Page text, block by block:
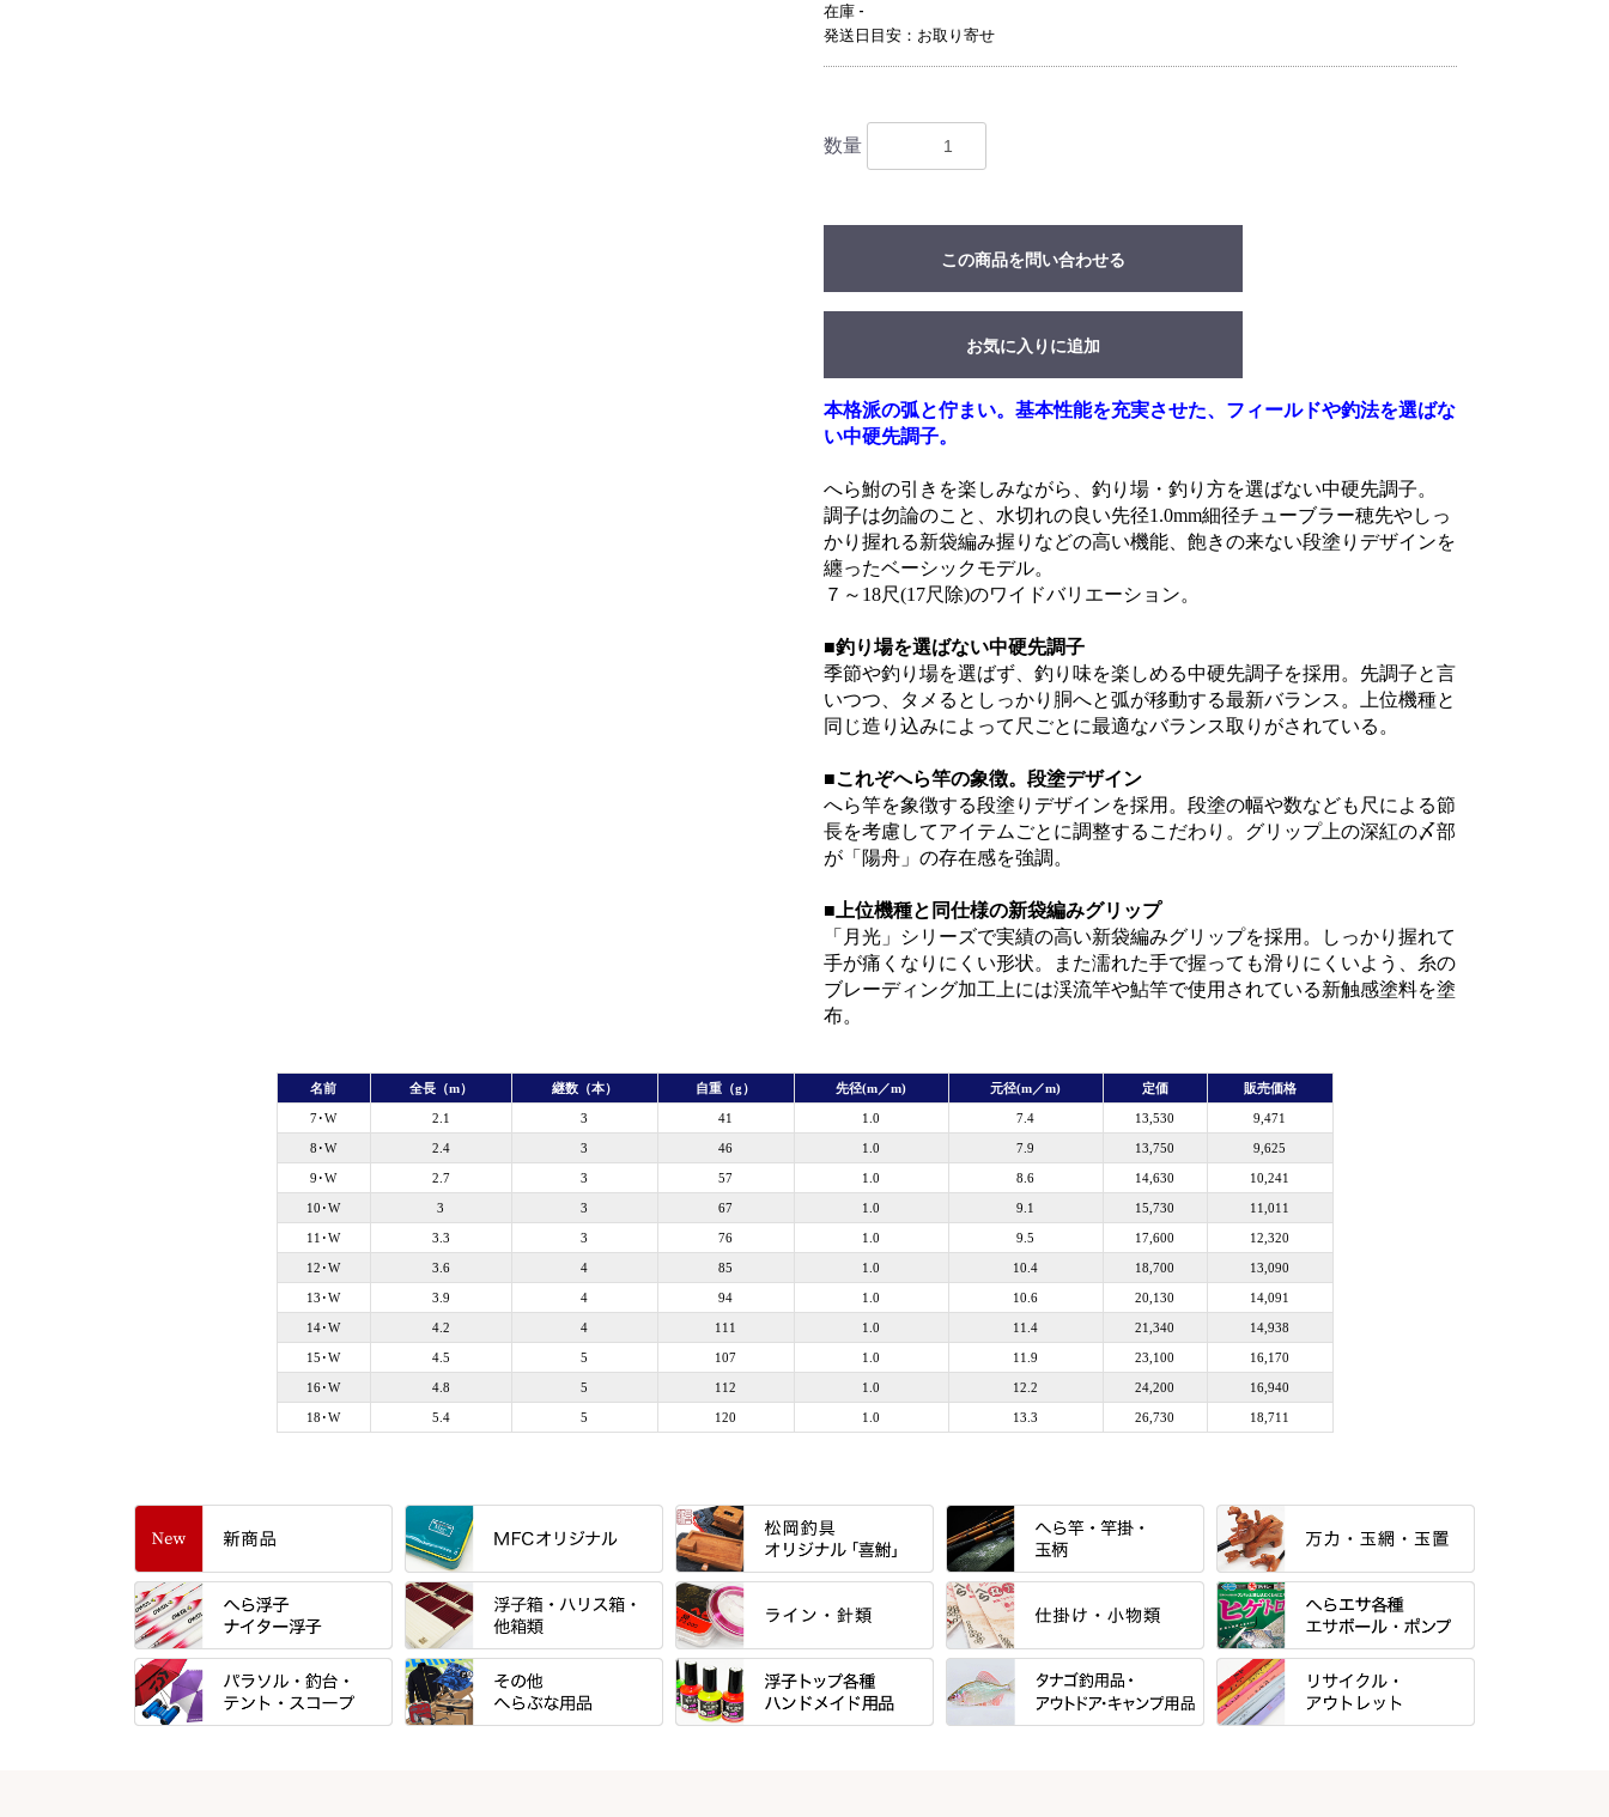
在庫 -
発送日目安：お取り寄せ
数量
この商品を問い合わせる
お気に入りに追加
本格派の弧と佇まい。基本性能を充実させた、フィールドや釣法を選ばな
い中硬先調子。
へら鮒の引きを楽しみながら、釣り場・釣り方を選ばない中硬先調子。
調子は勿論のこと、水切れの良い先径1.0mm細径チューブラー穂先やしっ
かり握れる新袋編み握りなどの高い機能、飽きの来ない段塗りデザインを
纏ったベーシックモデル。
７～18尺(17尺除)のワイドバリエーション。
■釣り場を選ばない中硬先調子
季節や釣り場を選ばず、釣り味を楽しめる中硬先調子を採用。先調子と言
いつつ、タメるとしっかり胴へと弧が移動する最新バランス。上位機種と
同じ造り込みによって尺ごとに最適なバランス取りがされている。
■これぞへら竿の象徴。段塗デザイン
へら竿を象徴する段塗りデザインを採用。段塗の幅や数なども尺による節
長を考慮してアイテムごとに調整するこだわり。グリップ上の深紅の〆部
が「陽舟」の存在感を強調。
■上位機種と同仕様の新袋編みグリップ
「月光」シリーズで実績の高い新袋編みグリップを採用。しっかり握れて
手が痛くなりにくい形状。また濡れた手で握っても滑りにくいよう、糸の
ブレーディング加工上には渓流竿や鮎竿で使用されている新触感塗料を塗
布。
名前 全長（m） 継数（本） 自重（g） 先径(m／m) 元径(m／m) 定価 販売価格
7･W 2.1 3 41 1.0 7.4 13,530 9,471
8･W 2.4 3 46 1.0 7.9 13,750 9,625
9･W 2.7 3 57 1.0 8.6 14,630 10,241
10･W 3 3 67 1.0 9.1 15,730 11,011
11･W 3.3 3 76 1.0 9.5 17,600 12,320
12･W 3.6 4 85 1.0 10.4 18,700 13,090
13･W 3.9 4 94 1.0 10.6 20,130 14,091
14･W 4.2 4 111 1.0 11.4 21,340 14,938
15･W 4.5 5 107 1.0 11.9 23,100 16,170
16･W 4.8 5 112 1.0 12.2 24,200 16,940
18･W 5.4 5 120 1.0 13.3 26,730 18,711
すべて
「雅（みやび）」シリーズ・エン
トＰＬＵＳシリーズ
エントラント・ＳＰＷシリーズ
すべて
「至高」シリーズ
万力付お膳
すべて
シマノ
ダイワ
すべて
当店オリジナル「勝俊」作
光竹 製品
すべて
忠相・一志
すべて
金鯱 シリーズ
すべて
東レ・ラーヂ
すべて
ウキ止めストッパー・糸・チュー
すべて
マルキュー 麩系